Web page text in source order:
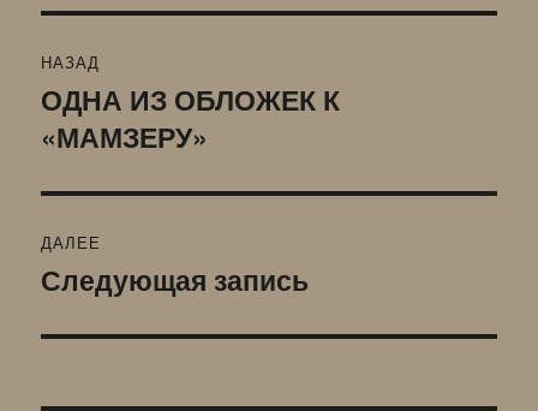
по
записям
НАЗАД
Предыдущая
запись:
ОДНА ИЗ ОБЛОЖЕК К
«МАМЗЕРУ»
ДАЛЕЕ
Следующая
Следующая запись